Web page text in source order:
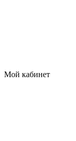
Мой кабинет